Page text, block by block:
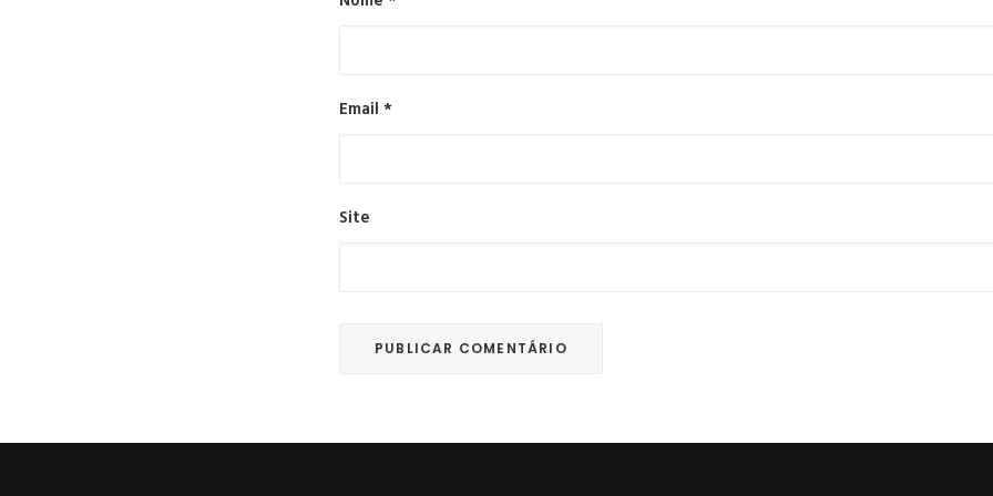
Email *
Site